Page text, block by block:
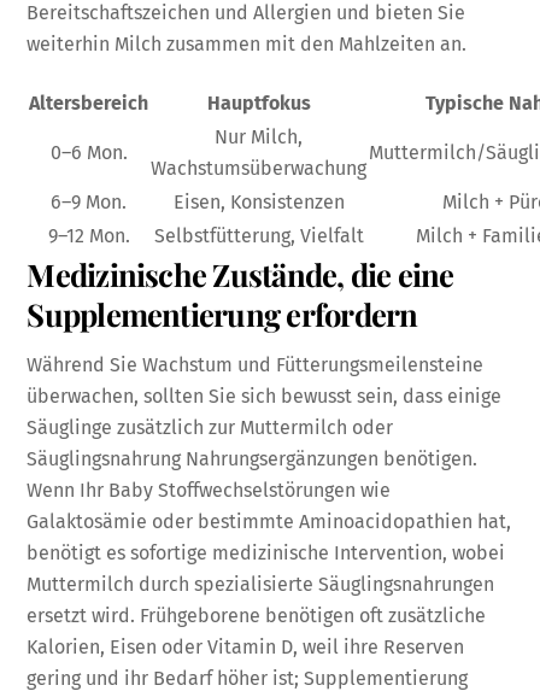
Bereitschaftszeichen und Allergien und bieten Sie
weiterhin Milch zusammen mit den Mahlzeiten an.
Altersbereich Hauptfokus Typische
0–6 Mon.
Nur Milch,
Wachstumsüberwachung
Muttermilch/
6–9 Mon. Eisen, Konsistenzen
Milch +
9–12 Mon.
Selbstfütterung, Vielfalt Milch +
Medizinische Zustände, die eine
Supplementierung erfordern
Während Sie Wachstum und Fütterungsmeilensteine
überwachen, sollten Sie sich bewusst sein, dass einige
Säuglinge zusätzlich zur Muttermilch oder
Säuglingsnahrung Nahrungsergänzungen benötigen.
Wenn Ihr Baby Stoffwechselstörungen wie
Galaktosämie oder bestimmte Aminoacidopathien hat,
benötigt es sofortige medizinische Intervention, wobei
Muttermilch durch spezialisierte Säuglingsnahrungen
ersetzt wird. Frühgeborene benötigen oft zusätzliche
Kalorien, Eisen oder Vitamin D, weil ihre Reserven
gering und ihr Bedarf höher ist; Supplementierung